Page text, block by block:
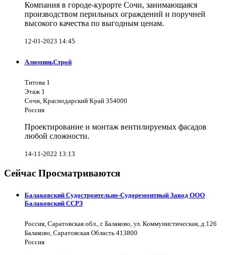
Компания в городе-курорте Сочи, занимающаяся
производством перильных ограждений и поручней
высокого качества по выгодным ценам.
12-01-2023 14:45
АлюминьСтрой
Титова 1
Этаж 1
Сочи, Краснодарский Край 354000
Россия
Проектирование и монтаж вентилируемых фасадов
любой сложности.
14-11-2022 13:13
Сейчас Просматриваются
Балаковский Судостроительно-Судоремонтный Завод ООО
Балаковский ССРЗ
Россия, Саратовская обл., г. Балаково, ул. Коммунистическая, д.126
Балаково, Саратовская Область 413800
Россия